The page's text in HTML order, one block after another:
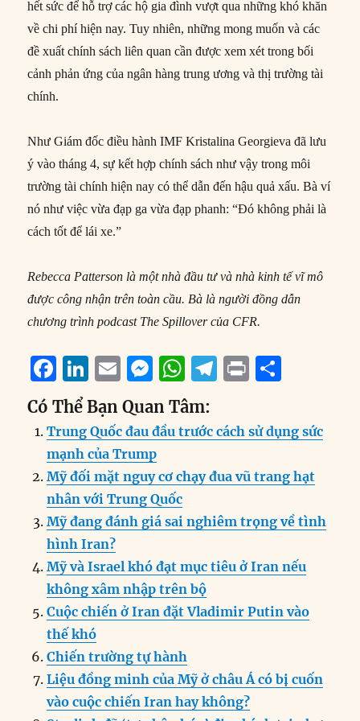
hết sức để hỗ trợ các hộ gia đình vượt qua những khó khăn
về chi phí hiện nay. Tuy nhiên, những mong muốn và các
đề xuất chính sách liên quan cần được xem xét trong bối
cảnh phản ứng của ngân hàng trung ương và thị trường tài
chính.
Như Giám đốc điều hành IMF Kristalina Georgieva đã lưu
ý vào tháng 4, sự kết hợp chính sách như vậy trong môi
trường tài chính hiện nay có thể dẫn đến hậu quả xấu. Bà ví
nó như việc vừa đạp ga vừa đạp phanh: “Đó không phải là
cách tốt để lái xe.”
Rebecca Patterson là một nhà đầu tư và nhà kinh tế vĩ mô
được công nhận trên toàn cầu. Bà là người đồng dẫn
chương trình podcast The Spillover của CFR.
F
a
c
e
b
o
o
k
Li
n
k
e
d
I
n
E
m
ai
l
M
ss
e
n
g
er
W
h
at
s
A
p
T
e
g
r
m
P
n
t
re
Có Thể Bạn Quan Tâm:
Trung Quốc đau đầu trước cách sử dụng sức
mạnh của Trump
Mỹ đối mặt nguy cơ chạy đua vũ trang hạt
nhân với Trung Quốc
Mỹ đang đánh giá sai nghiêm trọng về tình
hình Iran?
Mỹ và Israel khó đạt mục tiêu ở Iran nếu
không xâm nhập trên bộ
Cuộc chiến ở Iran đặt Vladimir Putin vào
thế khó
Chiến trường tự hành
Liệu đồng minh của Mỹ ở châu Á có bị cuốn
vào cuộc chiến Iran hay không?